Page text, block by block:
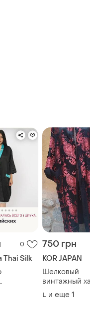
0
Thai Silk
750 грн
KOR JAPAN
Шелковый
винтажный
кимоно,s-
L и еще 1